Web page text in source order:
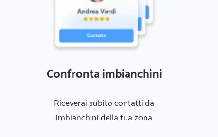
Confronta imbianchini
Riceverai subito contatti da
imbianchini della tua zona